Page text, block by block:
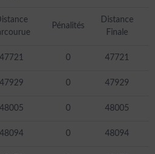
Pénalités
Distance
Finale
47721 0 47721
47929 0 47929
48005 0 48005
48094 0 48094